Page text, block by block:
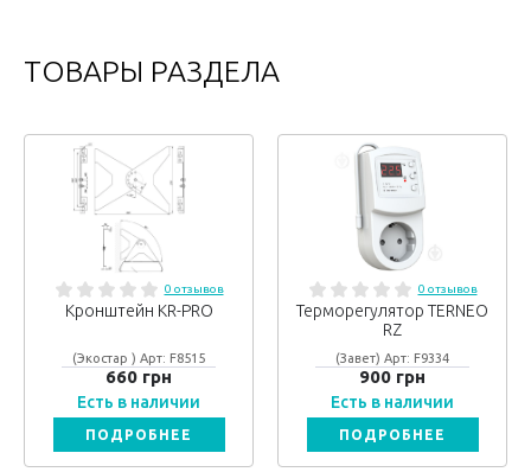
ТОВАРЫ РАЗДЕЛА
0 отзывов
Кронштейн KR-PRO
(Экостар ) Арт: F8515
660 грн
Есть в наличии
ПОДРОБНЕЕ
0 отзывов
Терморегулятор TERNEO
RZ
(Завет) Арт: F9334
900 грн
Есть в наличии
ПОДРОБНЕЕ